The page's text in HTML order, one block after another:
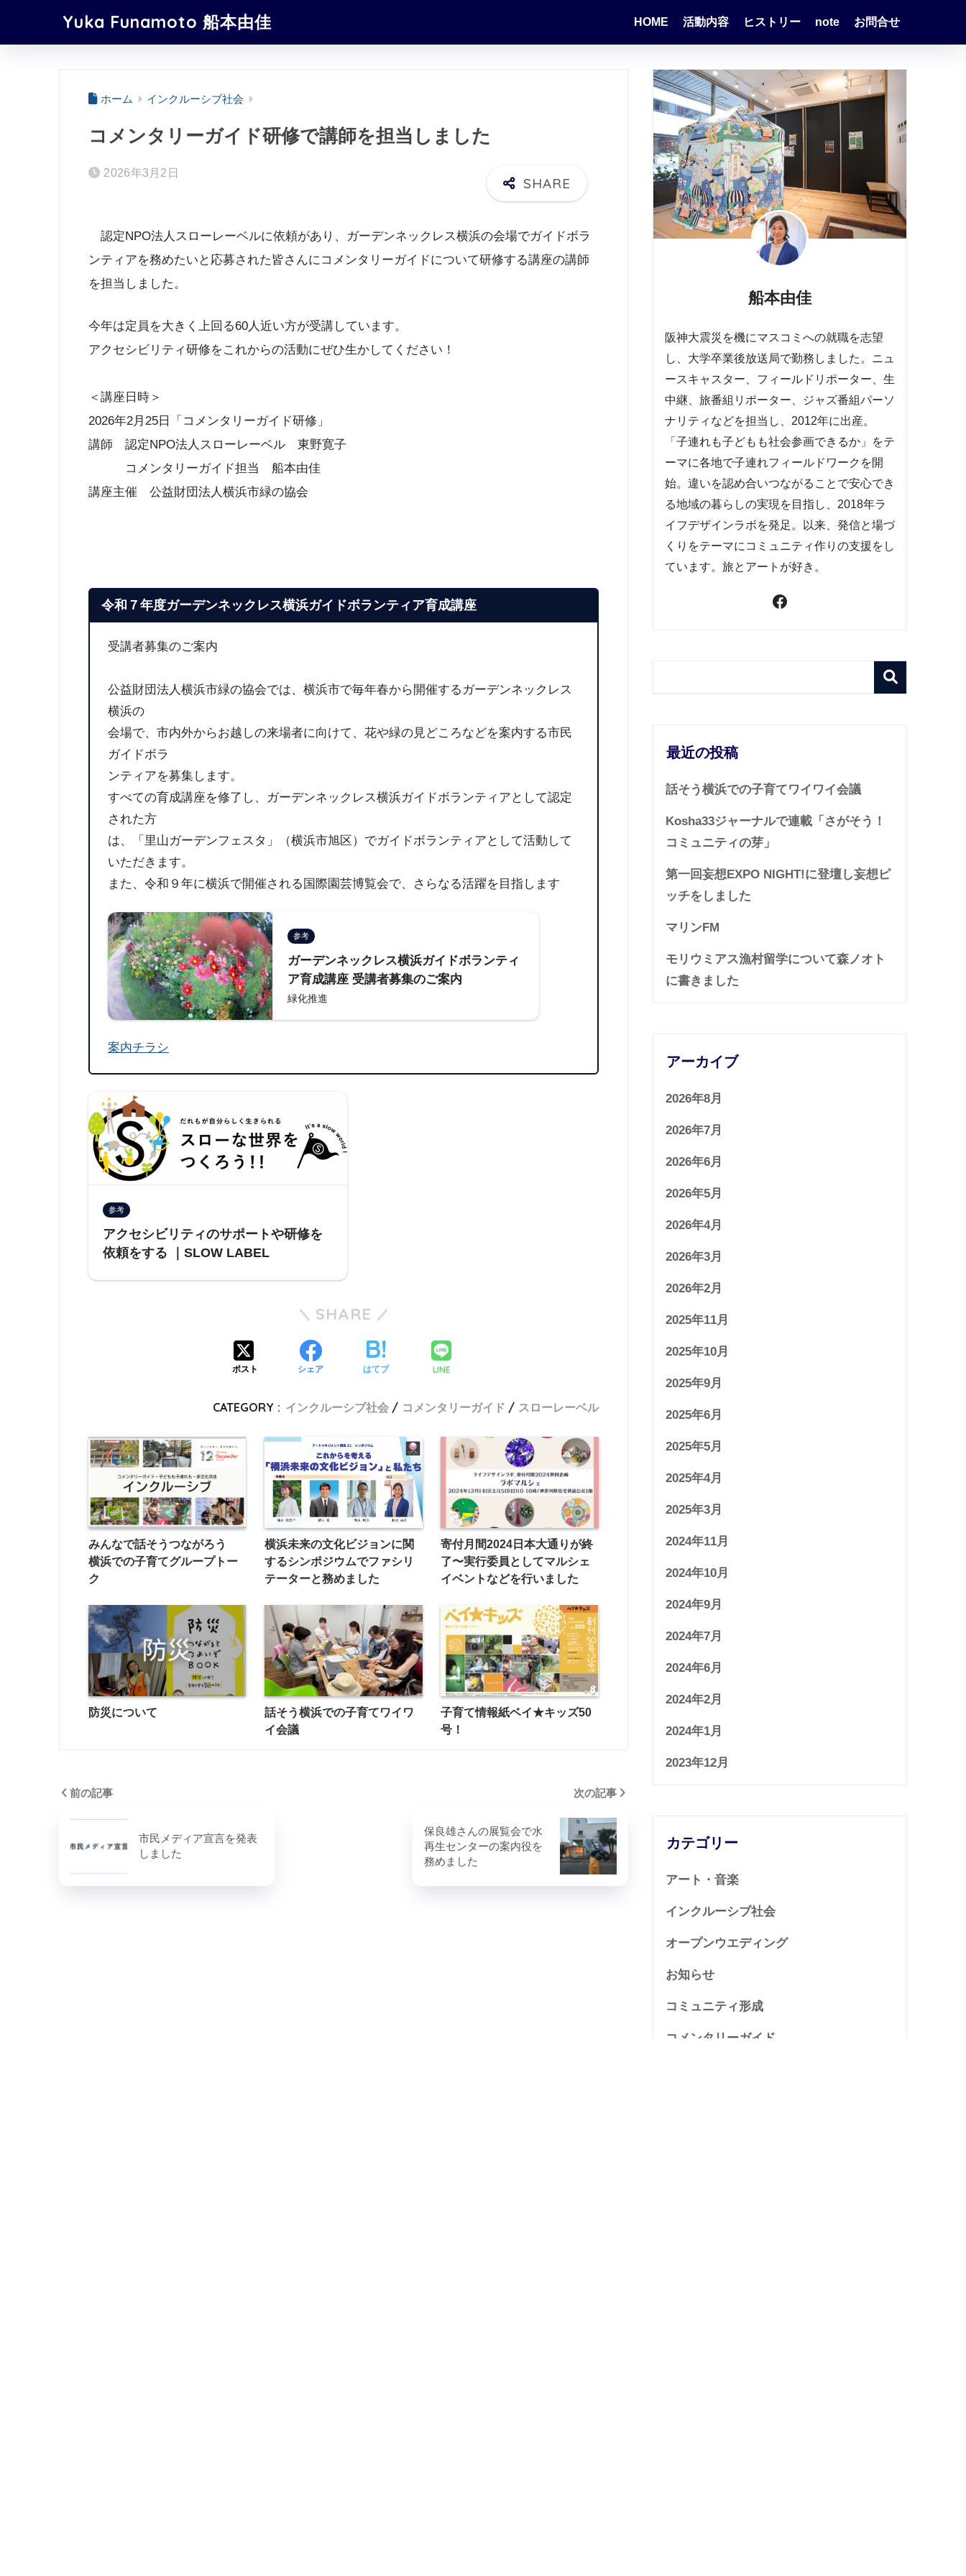
Yuka Funamoto 船本由佳 HOME 活動内容 ヒストリー note お問合せ
ホーム インクルーシブ社会
コメンタリーガイド研修で講師を担当しました
2026年3月2日
認定NPO法人スローレーベルに依頼があり、ガーデンネックレス横浜の会場でガイドボラ
ンティアを務めたいと応募された皆さんにコメンタリーガイドについて研修する講座の講師
を担当しました。
今年は定員を大きく上回る60人近い方が受講しています。
アクセシビリティ研修をこれからの活動にぜひ生かしてください！
＜講座日時＞
2026年2月25日「コメンタリーガイド研修」
講師 認定NPO法人スローレーベル 東野寛子
コメンタリーガイド担当 船本由佳
講座主催 公益財団法人横浜市緑の協会
令和７年度ガーデンネックレス横浜ガイドボランティア育成講座
受講者募集のご案内
公益財団法人横浜市緑の協会では、横浜市で毎年春から開催するガーデンネックレス
横浜の
会場で、市内外からお越しの来場者に向けて、花や緑の見どころなどを案内する市民
ガイドボラ
ンティアを募集します。
すべての育成講座を修了し、ガーデンネックレス横浜ガイドボランティアとして認定
された方
は、「里山ガーデンフェスタ」（横浜市旭区）でガイドボランティアとして活動して
いただきます。
また、令和９年に横浜で開催される国際園芸博覧会で、さらなる活躍を目指します
参考
ガーデンネックレス横浜ガイドボランティ
ア育成講座 受講者募集のご案内
緑化推進
案内チラシ
参考
アクセシビリティのサポートや研修を
依頼をする ｜SLOW LABEL
SHARE
ポスト シェア はてブ LINE
CATEGORY : インクルーシブ社会 コメンタリーガイド スローレーベル
みんなで話そうつながろう
横浜での子育てグループトー
ク
横浜未来の文化ビジョンに関
するシンポジウムでファシリ
テーターと務めました
寄付月間2024日本大通りが終
了〜実行委員としてマルシェ
イベントなどを行いました
防災について
話そう横浜での子育てワイワ
イ会議
子育て情報紙ベイ★キッズ50
号！
前の記事
市民メディア宣言を発表
しました
次の記事
保良雄さんの展覧会で水
再生センターの案内役を
務めました
船本由佳
阪神大震災を機にマスコミへの就職を志望
し、大学卒業後放送局で勤務しました。ニュ
ースキャスター、フィールドリポーター、生
中継、旅番組リポーター、ジャズ番組パーソ
ナリティなどを担当し、2012年に出産。
「子連れも子どもも社会参画できるか」をテ
ーマに各地で子連れフィールドワークを開
始。違いを認め合いつながることで安心でき
る地域の暮らしの実現を目指し、2018年ラ
イフデザインラボを発足。以来、発信と場づ
くりをテーマにコミュニティ作りの支援をし
ています。旅とアートが好き。
最近の投稿
話そう横浜での子育てワイワイ会議
Kosha33ジャーナルで連載「さがそう！
コミュニティの芽」
第一回妄想EXPO NIGHT!に登壇し妄想ピ
ッチをしました
マリンFM
モリウミアス漁村留学について森ノオト
に書きました
アーカイブ
2026年8月
2026年7月
2026年6月
2026年5月
2026年4月
2026年3月
2026年2月
2025年11月
2025年10月
2025年9月
2025年6月
2025年5月
2025年4月
2025年3月
2024年11月
2024年10月
2024年9月
2024年7月
2024年6月
2024年2月
2024年1月
2023年12月
カテゴリー
アート・音楽
インクルーシブ社会
オープンウエディング
お知らせ
コミュニティ形成
コメンタリーガイド